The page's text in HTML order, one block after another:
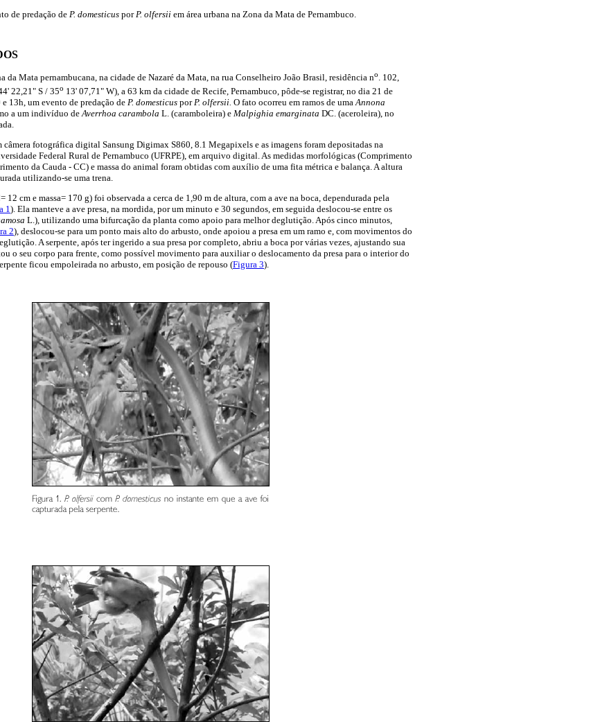
de predação de P. domesticus por P. olfersii em área urbana na Zona da Mata de Pernambuco.
da Mata pernambucana, na cidade de Nazaré da Mata, na rua Conselheiro João Brasil, residência no. 102,
22,21" S / 35o 13' 07,71" W), a 63 km da cidade de Recife, Pernambuco, pôde-se registrar, no dia 21 de
13h, um evento de predação de P. domesticus por P. olfersii. O fato ocorreu em ramos de uma Annona
a um indivíduo deAverrhoa carambola L. (caramboleira) e Malpighia emarginata DC. (aceroleira), no
fotográfica digital Sansung Digimax S860, 8.1 Megapixels e as imagens foram depositadas na
Federal Rural de Pernambuco (UFRPE), em arquivo digital. As medidas morfológicas (Comprimento
da Cauda - CC) e massa do animal foram obtidas com auxílio de uma fita métrica e balança. A altura
utilizando-se uma trena.
12 cm e massa= 170 g) foi observada a cerca de 1,90 m de altura, com a ave na boca, dependurada pela
1). Ela manteve a ave presa, na mordida, por um minuto e 30 segundos, em seguida deslocou-se entre os
L.), utilizando uma bifurcação da planta como apoio para melhor deglutição. Após cinco minutos,
2), deslocou-se para um ponto mais alto do arbusto, onde apoiou a presa em um ramo e, com movimentos do
A serpente, após ter ingerido a sua presa por completo, abriu a boca por várias vezes, ajustando sua
o seu corpo para frente, como possível movimento para auxiliar o deslocamento da presa para o interior do
ficou empoleirada no arbusto, em posição de repouso (Figura 3).